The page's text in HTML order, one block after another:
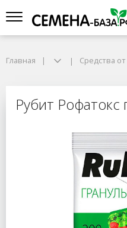
Главная Средства
Рубит Рофатокс